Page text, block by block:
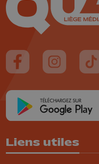
Suivez-nous surSuivez-nous
Liens utiles